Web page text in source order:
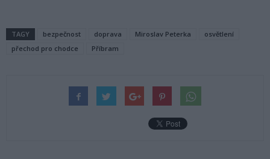
TAGY bezpečnost doprava Miroslav Peterka
osvětlení
přechod pro chodce
Příbram